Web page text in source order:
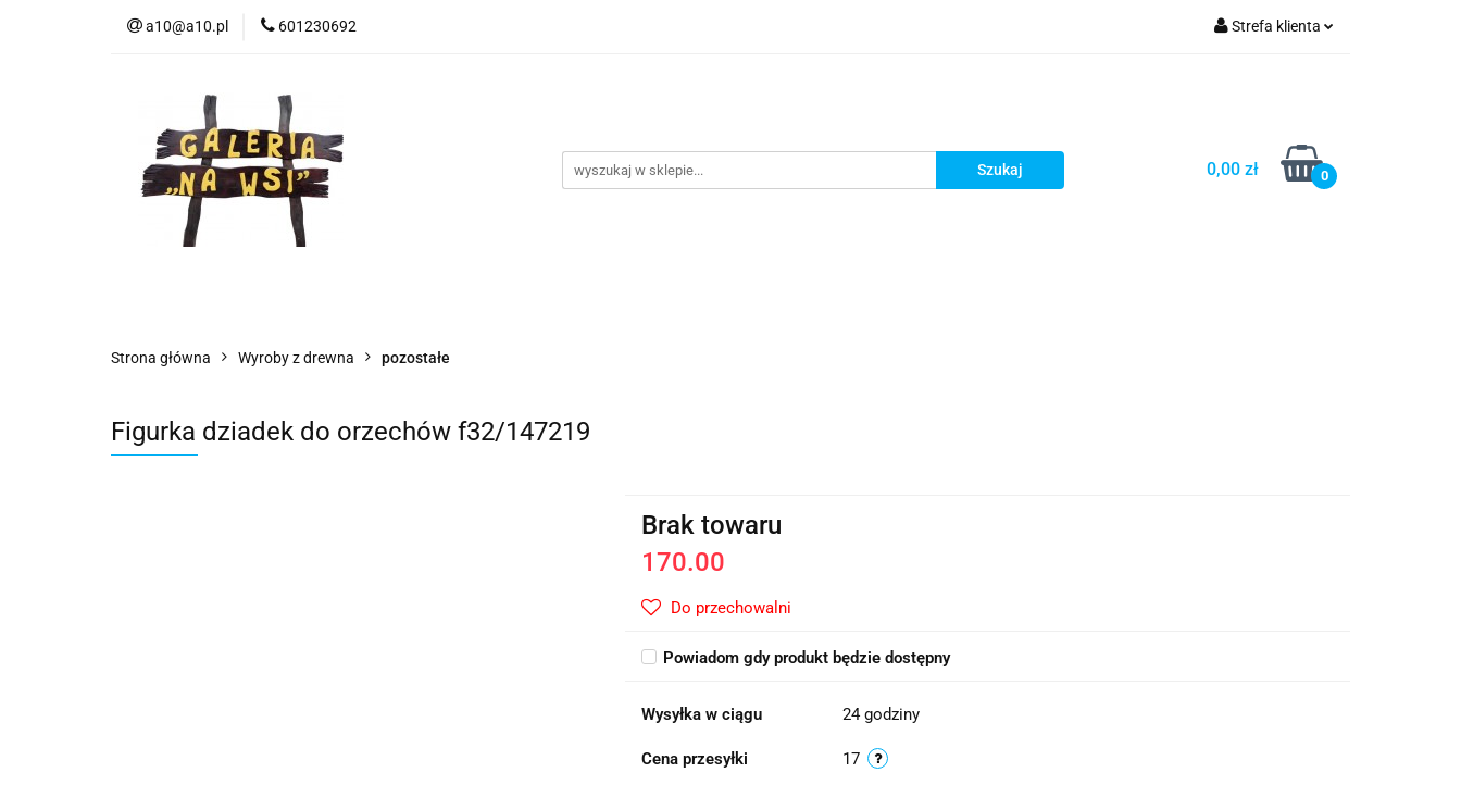
a10@a10.pl 601230692 Strefa klienta
Dodaj zgłoszenie
0,00 zł 0
Strona główna Wyroby z drewna pozostałe
Figurka dziadek do orzechów f32/147219
Brak towaru
170.00
Do przechowalni
Powiadom gdy produkt będzie dostępny
Wysyłka w ciągu 24 godziny
Cena przesyłki 17